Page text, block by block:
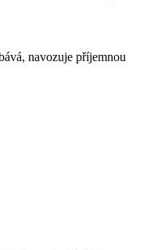
navozuje příjemnou